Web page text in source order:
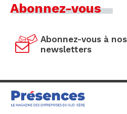
Abonnez-vous
Abonnez-vous à nos
newsletters